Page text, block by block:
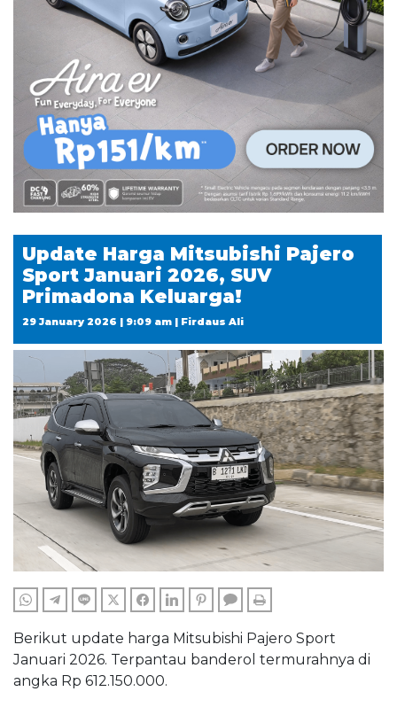
Update Harga Mitsubishi Pajero
Sport Januari 2026, SUV
Primadona Keluarga!
29 January 2026 | 9:09 am | Firdaus Ali
WHATSAPPTELEGRAM
LINE TWITTERFACEBOOKLINKEDINPINTERESTCOMMENTS
Berikut update harga Mitsubishi Pajero Sport
Januari 2026. Terpantau banderol termurahnya di
angka Rp 612.150.000.